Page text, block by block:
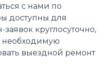
с нами по
доступны для
круглосуточно,
необходимую
выездной ремонт